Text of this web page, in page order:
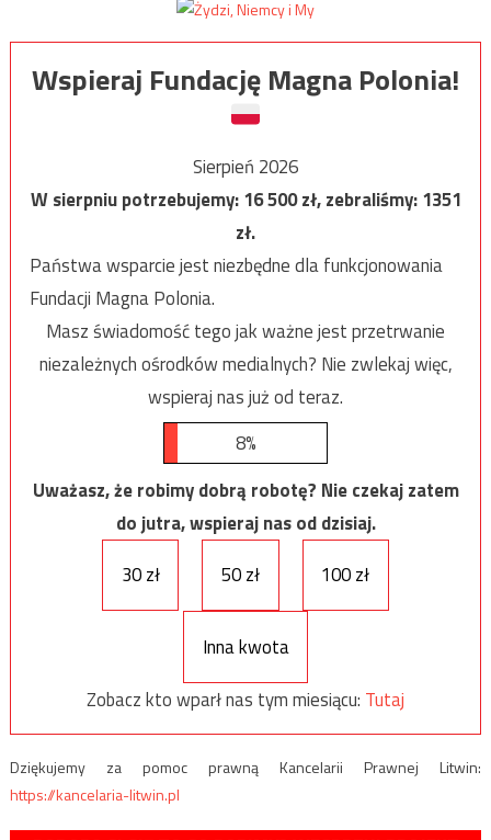
Wspieraj Fundację Magna Polonia!
Sierpień 2026
W sierpniu potrzebujemy:16 500zł, zebraliśmy:1351
zł.
Państwa wsparcie jest niezbędne dla funkcjonowania
Fundacji Magna Polonia.
Masz świadomość tego jak ważne jest przetrwanie
niezależnych ośrodków medialnych? Nie zwlekaj więc,
wspieraj nas już od teraz.
8%
Uważasz, że robimy dobrą robotę? Nie czekaj zatem
do jutra, wspieraj nas od dzisiaj.
30 zł
50 zł 100 zł
Inna kwota
Zobacz kto wparł nas tym miesiącu: Tutaj
Dziękujemy za pomoc prawną Kancelarii Prawnej Litwin:
https://kancelaria-litwin.pl